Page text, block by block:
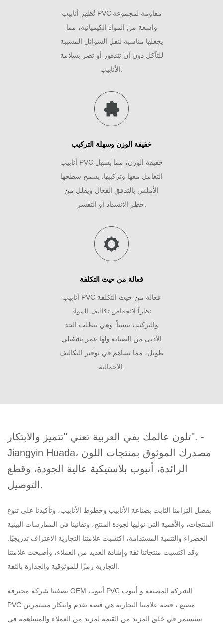
تُظهر أنابيب PVC مقاومة لمجموعة
واسعة من المواد الكيميائية، مما
يجعلها مناسبة لنقل السوائل المسببة
للتآكل دون أن تتدهور أو تضر بسلامة
خفيفة الوزن وسهلة التركيب
أنابيب PVC خفيفة الوزن، مما يسهل
التعامل معها وتركيبها. يسمح سطحها
الأملس بالتدفق الفعال ويقلل من
فعالة من حيث التكلفة
أنابيب PVC فعالة من حيث التكلفة
نظراً لانخفاض تكاليف المواد
والتركيب نسبياً. وهي تتطلب الحد
الأدنى من الصيانة ولها عمر تشغيلي
طويل، مما يساهم في توفير التكاليف
تلون عالمك بفي العربية تعني "تتميز والابتكار". -
Jiangyin Huada، مصدرك الموثوق بمنتجات اللون
الرائدة، أنبوب بلاستيكية عالية الجودة، وقطع
التوصيل.
بفضل التزامنا الثابت بصناعة الأنابيب وخطوط الأنابيب، وتأكيدنا على تنوع
المنتجات، والأهمية التي نوليها لجودة المنتج، وتفانينا في الممارسات البيئية
الخضراء والتنمية المستدامة، اكتسبت علامتنا التجارية الاعتراف تدريجيًا.
وقد اكتسبت منتجاتنا ثقة وإشادة العديد من العملاء، وأصبحت علامتنا
OEM أنبوب PVC الشركة المصنعة و أنبوب
PVCمصنع ، قصة علامتنا التجارية هي قصة تقدم وابتكار مستمرين.
سنستمر في خلق المزيد من القيمة لمزيد من العملاء والمساهمة في